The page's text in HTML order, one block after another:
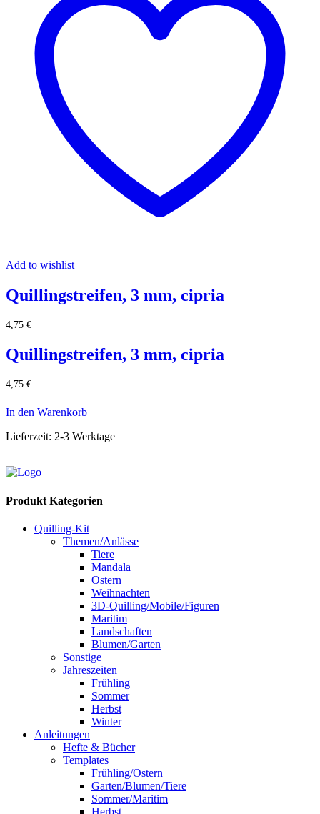
Add to wishlist
Quillingstreifen, 3 mm, cipria
4,75 €
Quillingstreifen, 3 mm, cipria
4,75 €
In den Warenkorb
Lieferzeit: 2-3 Werktage
Produkt Kategorien
Quilling-Kit
Themen/Anlässe
Tiere
Mandala
Ostern
Weihnachten
3D-Quilling/Mobile/Figuren
Maritim
Landschaften
Blumen/Garten
Sonstige
Jahreszeiten
Frühling
Sommer
Herbst
Winter
Anleitungen
Hefte & Bücher
Templates
Frühling/Ostern
Garten/Blumen/Tiere
Sommer/Maritim
Herbst